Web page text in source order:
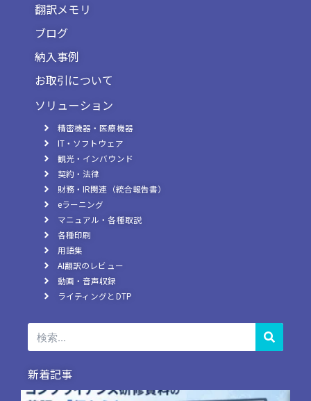
翻訳メモリ
ブログ
納入事例
お取引について
ソリューション
精密機器・医療機器
IT・ソフトウェア
観光・インバウンド
契約・法律
財務・IR関連（統合報告書）
eラーニング
マニュアル・各種取説
各種印刷
用語集
AI翻訳のレビュー
動画・音声収録
ライティングとDTP
検
索
新着記事